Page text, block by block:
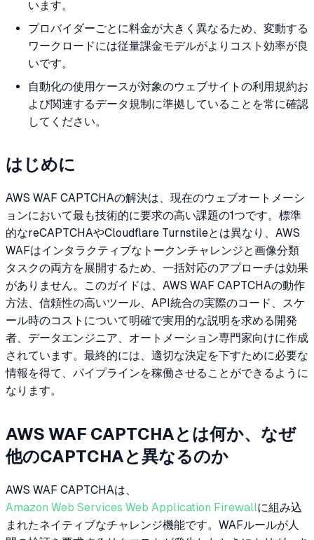
います。
プロバイダーごとに料金が大きく異なるため、変動する
ワークロードには従量課金モデルがよりコスト効率が良
いです。
自動化の使用ケースが対象のウェブサイトの利用規約お
よび関連するデータ規制に準拠していることを常に確認
してください。
はじめに
AWS WAF CAPTCHAの解決は、現在のウェブオートメーシ
ョンにおいて最も技術的に要求の高い課題の1つです。標準
的なreCAPTCHAやCloudflare Turnstileとは異なり、AWS
WAFはインタラクティブなトークンチャレンジと画像分類
タスクの両方を展開するため、一括対応のアプローチは効果
がありません。このガイドは、AWS WAF CAPTCHAの動作
方法、信頼性の高いツール、API統合の実際のコード、スケ
ール時のコストについて明確で実用的な説明を求める開発
者、データエンジニア、オートメーション専門家向けに作成
されています。最終的には、適切な決定を下すために必要な
情報を得て、パイプラインを稼働させることができるように
なります。
AWS WAF CAPTCHAとは何か、なぜ
他のCAPTCHAと異なるのか
AWS WAF CAPTCHAは、
Amazon Web Services Web Application Firewallに組み込
まれたネイティブなチャレンジ機能です。WAFルールが人